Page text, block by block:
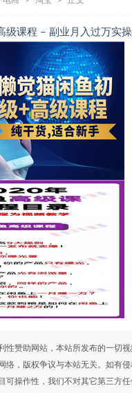
级课程 – 副业月入过万实
性赞助网站，本站所发布的一切
络，版权争议与本站无关。如有
可操作性，我们不对其它第三方